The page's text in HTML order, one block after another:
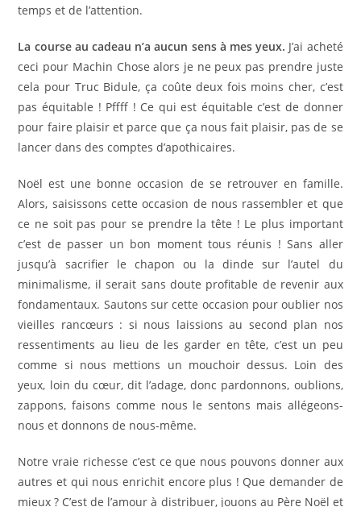
temps et de l’attention.
La course au cadeau n’a aucun sens à mes yeux. J’ai acheté
ceci pour Machin Chose alors je ne peux pas prendre juste
cela pour Truc Bidule, ça coûte deux fois moins cher, c’est
pas équitable ! Pffff ! Ce qui est équitable c’est de donner
pour faire plaisir et parce que ça nous fait plaisir, pas de se
lancer dans des comptes d’apothicaires.
Noël est une bonne occasion de se retrouver en famille.
Alors, saisissons cette occasion de nous rassembler et que
ce ne soit pas pour se prendre la tête ! Le plus important
c’est de passer un bon moment tous réunis ! Sans aller
jusqu’à sacrifier le chapon ou la dinde sur l’autel du
minimalisme, il serait sans doute profitable de revenir aux
fondamentaux. Sautons sur cette occasion pour oublier nos
vieilles rancœurs : si nous laissions au second plan nos
ressentiments au lieu de les garder en tête, c’est un peu
comme si nous mettions un mouchoir dessus. Loin des
yeux, loin du cœur, dit l’adage, donc pardonnons, oublions,
zappons, faisons comme nous le sentons mais allégeons-
nous et donnons de nous-même.
Notre vraie richesse c’est ce que nous pouvons donner aux
autres et qui nous enrichit encore plus ! Que demander de
mieux ? C’est de l’amour à distribuer, jouons au Père Noël et